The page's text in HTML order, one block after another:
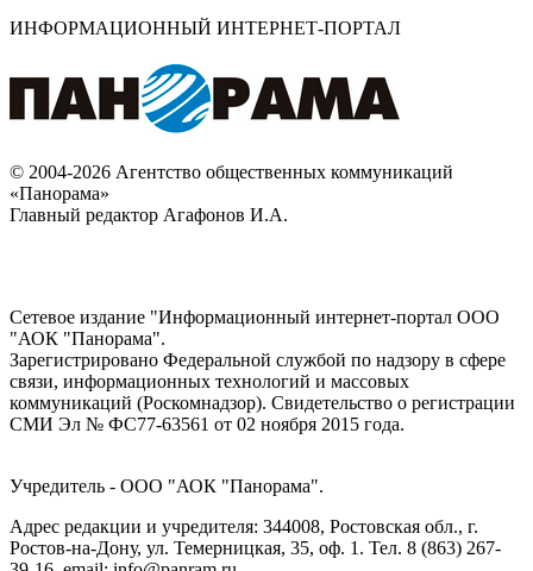
ИНФОРМАЦИОННЫЙ ИНТЕРНЕТ-ПОРТАЛ
© 2004-2026 Агентство общественных коммуникаций
«Панорама»
Главный редактор Агафонов И.А.
Сетевое издание "Информационный интернет-портал ООО
"АОК "Панорама".
Зарегистрировано Федеральной службой по надзору в сфере
связи, информационных технологий и массовых
коммуникаций (Роскомнадзор). Cвидетельство о регистрации
СМИ Эл № ФС77-63561 от 02 ноября 2015 года.
Учредитель - ООО "АОК "Панорама".
Адрес редакции и учредителя: 344008, Ростовская обл., г.
Ростов-на-Дону, ул. Темерницкая, 35, оф. 1. Тел. 8 (863) 267-